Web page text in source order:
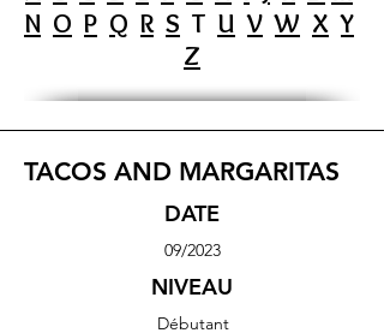
N O P Q R S T U V W X Y
Z
TACOS AND MARGARITAS
DATE
09/2023
NIVEAU
Débutant